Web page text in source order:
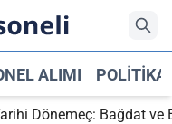
ALIMI POLITIKA
Dönemeç: Bağdat ve Erbil